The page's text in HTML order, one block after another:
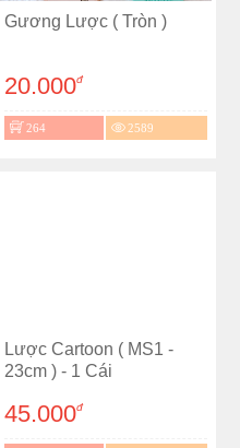
Gương Lược ( Tròn )
20.000đ
264 2589
Lược Cartoon ( MS1 -
23cm ) - 1 Cái
45.000đ